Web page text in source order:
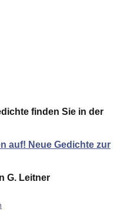
finden Sie in der
auf! Neue Gedichte zur
G. Leitner